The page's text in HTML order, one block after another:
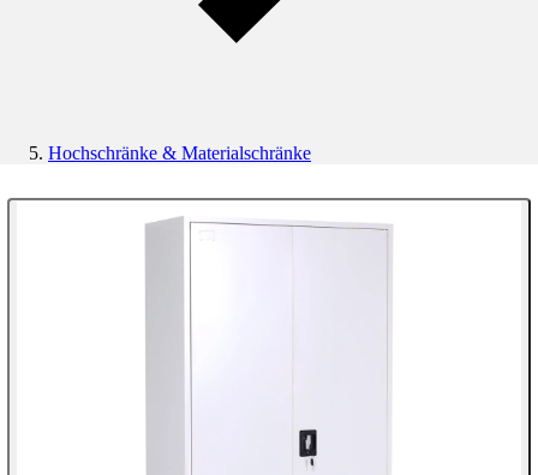
Hochschränke & Materialschränke